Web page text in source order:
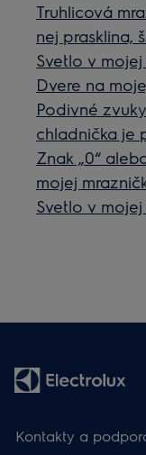
Truhlicová
nej prasklina,
Svetlo v
Dvere na
Podivné
chladnička je
Znak „0“
mojej
Svetlo v
Kontakty a